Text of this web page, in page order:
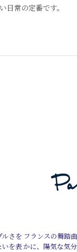
常の定番です。
さを
を表
フランスの舞踏
かに、陽気な気